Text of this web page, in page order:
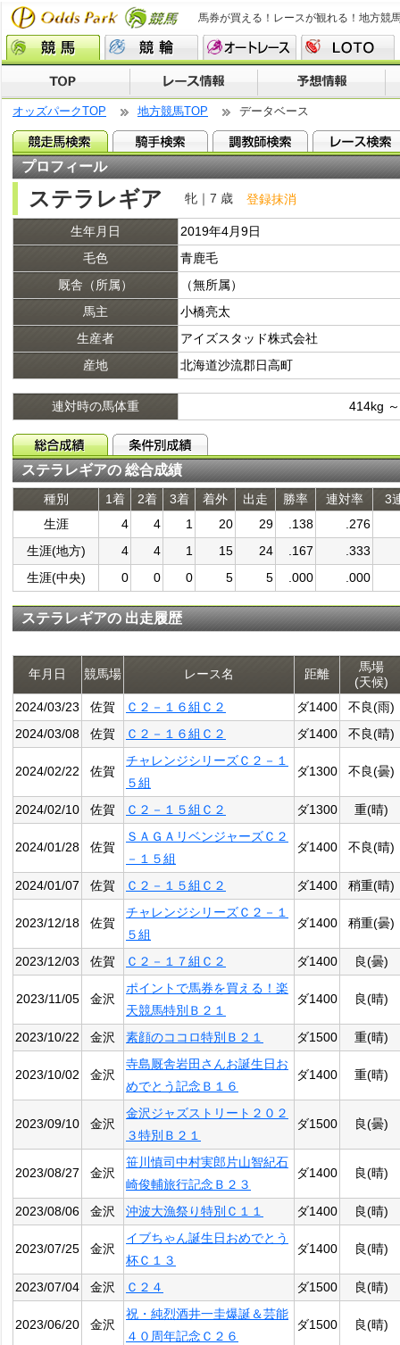
馬券が買える！レースが観れる！地方競
オッズパークTOP 地方競馬TOP データベース
プロフィール
ステラレギア 牝｜7 歳 登録抹消
生年月日
2019年4月9日
毛色
青鹿毛
厩舎（所属）
（無所属）
馬主
小橋亮太
生産者
アイズスタッド株式会社
産地
北海道沙流郡日高町
連対時の馬体重 414kg
ステラレギアの 総合成績
種別 1着 2着 3着 着外 出走 勝率 連対率
3
生涯
4 4 1 20 29 .138
.276
生涯(地方)
4 4 1 15 24 .167
.333
生涯(中央)
0 0 0 5 5 .000 .000
ステラレギアの 出走履歴
年月日 競馬場 レース名 距離
馬場
(天候)
2024/03/23
佐賀 Ｃ２－１６組Ｃ２ ダ1400
不良(雨)
2024/03/08
佐賀 Ｃ２－１６組Ｃ２ ダ1400 不良(晴)
2024/02/22 佐賀
チャレンジシリーズＣ２－１
５組
ダ1300 不良(曇)
2024/02/10 佐賀 Ｃ２－１５組Ｃ２ ダ1300 重(晴)
2024/01/28 佐賀
ＳＡＧＡリベンジャーズＣ２
－１５組
ダ1400 不良(晴)
2024/01/07 佐賀 Ｃ２－１５組Ｃ２ ダ1400 稍重(晴)
2023/12/18 佐賀
チャレンジシリーズＣ２－１
５組
ダ1400 稍重(曇)
2023/12/03 佐賀 Ｃ２－１７組Ｃ２ ダ1400 良(曇)
2023/11/05 金沢
ポイントで馬券を買える！楽
天競馬特別Ｂ２１
ダ1400 良(晴)
2023/10/22 金沢 素顔のココロ特別Ｂ２１ ダ1500 重(晴)
2023/10/02 金沢
寺島厩舎岩田さんお誕生日お
めでとう記念Ｂ１６
ダ1400 重(晴)
2023/09/10 金沢
金沢ジャズストリート２０２
３特別Ｂ２１
ダ1500 良(曇)
2023/08/27 金沢
笹川慎司中村実郎片山智紀石
崎俊輔旅行記念Ｂ２３
ダ1400 良(晴)
2023/08/06 金沢 沖波大漁祭り特別Ｃ１１ ダ1400 良(晴)
2023/07/25 金沢
イブちゃん誕生日おめでとう
杯Ｃ１３
ダ1400 良(晴)
2023/07/04 金沢 Ｃ２４ ダ1500 良(晴)
2023/06/20 金沢
祝・純烈酒井一圭爆誕＆芸能
４０周年記念Ｃ２６
ダ1500 良(晴)